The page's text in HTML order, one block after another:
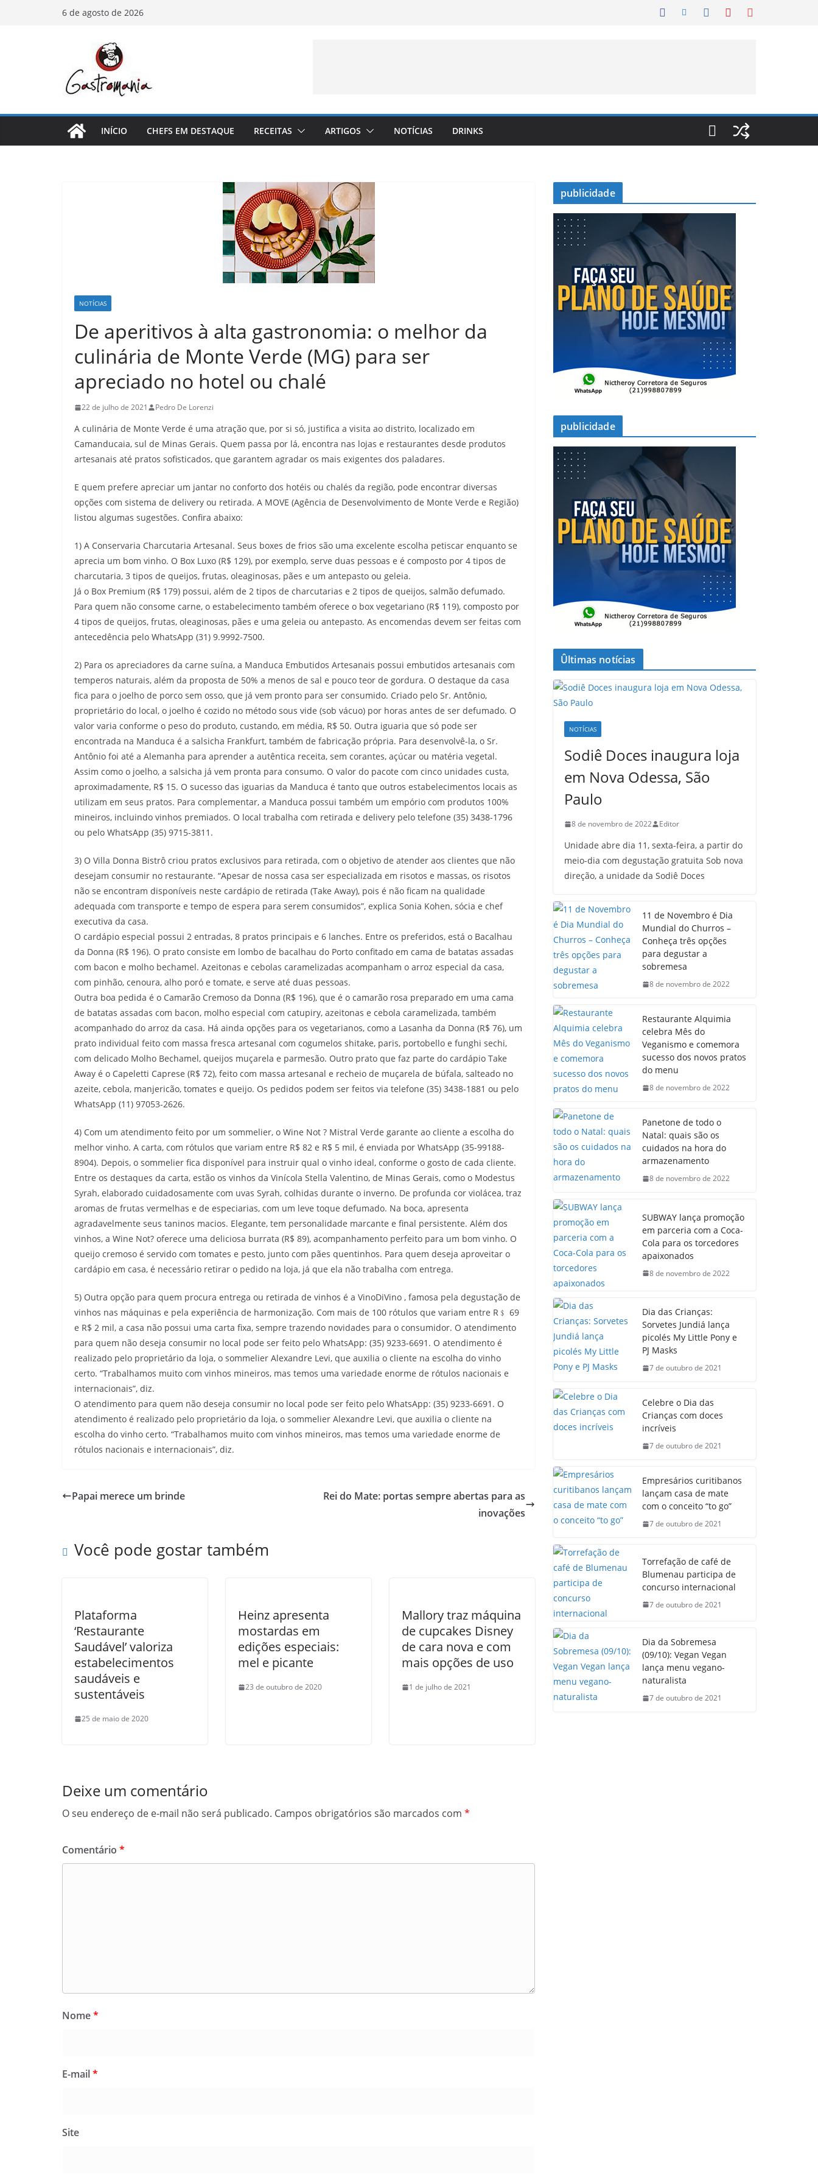
6 de agosto de 2026
INÍCIO CHEFS EM DESTAQUE RECEITAS ARTIGOS NOTÍCIAS DRINKS
NOTÍCIAS
De aperitivos à alta gastronomia: o melhor da
culinária de Monte Verde (MG) para ser
apreciado no hotel ou chalé
22 de julho de 2021 Pedro De Lorenzi
A culinária de Monte Verde é uma atração que, por si só, justifica a visita ao distrito, localizado em
Camanducaia, sul de Minas Gerais. Quem passa por lá, encontra nas lojas e restaurantes desde produtos
artesanais até pratos sofisticados, que garantem agradar os mais exigentes dos paladares.
E quem prefere apreciar um jantar no conforto dos hotéis ou chalés da região, pode encontrar diversas
opções com sistema de delivery ou retirada. A MOVE (Agência de Desenvolvimento de Monte Verde e Região)
listou algumas sugestões. Confira abaixo:
1) A Conservaria Charcutaria Artesanal. Seus boxes de frios são uma excelente escolha petiscar enquanto se
aprecia um bom vinho. O Box Luxo (R$ 129), por exemplo, serve duas pessoas e é composto por 4 tipos de
charcutaria, 3 tipos de queijos, frutas, oleaginosas, pães e um antepasto ou geleia.
Já o Box Premium (R$ 179) possui, além de 2 tipos de charcutarias e 2 tipos de queijos, salmão defumado.
Para quem não consome carne, o estabelecimento também oferece o box vegetariano (R$ 119), composto por
4 tipos de queijos, frutas, oleaginosas, pães e uma geleia ou antepasto. As encomendas devem ser feitas com
antecedência pelo WhatsApp (31) 9.9992-7500.
2) Para os apreciadores da carne suína, a Manduca Embutidos Artesanais possui embutidos artesanais com
temperos naturais, além da proposta de 50% a menos de sal e pouco teor de gordura. O destaque da casa
fica para o joelho de porco sem osso, que já vem pronto para ser consumido. Criado pelo Sr. Antônio,
proprietário do local, o joelho é cozido no método sous vide (sob vácuo) por horas antes de ser defumado. O
valor varia conforme o peso do produto, custando, em média, R$ 50. Outra iguaria que só pode ser
encontrada na Manduca é a salsicha Frankfurt, também de fabricação própria. Para desenvolvê-la, o Sr.
Antônio foi até a Alemanha para aprender a autêntica receita, sem corantes, açúcar ou matéria vegetal.
Assim como o joelho, a salsicha já vem pronta para consumo. O valor do pacote com cinco unidades custa,
aproximadamente, R$ 15. O sucesso das iguarias da Manduca é tanto que outros estabelecimentos locais as
utilizam em seus pratos. Para complementar, a Manduca possui também um empório com produtos 100%
mineiros, incluindo vinhos premiados. O local trabalha com retirada e delivery pelo telefone (35) 3438-1796
ou pelo WhatsApp (35) 9715-3811.
3) O Villa Donna Bistrô criou pratos exclusivos para retirada, com o objetivo de atender aos clientes que não
desejam consumir no restaurante. “Apesar de nossa casa ser especializada em risotos e massas, os risotos
não se encontram disponíveis neste cardápio de retirada (Take Away), pois é não ficam na qualidade
adequada com transporte e tempo de espera para serem consumidos”, explica Sonia Kohen, sócia e chef
executiva da casa.
O cardápio especial possui 2 entradas, 8 pratos principais e 6 lanches. Entre os preferidos, está o Bacalhau
da Donna (R$ 196). O prato consiste em lombo de bacalhau do Porto confitado em cama de batatas assadas
com bacon e molho bechamel. Azeitonas e cebolas caramelizadas acompanham o arroz especial da casa,
com pinhão, cenoura, alho poró e tomate, e serve até duas pessoas.
Outra boa pedida é o Camarão Cremoso da Donna (R$ 196), que é o camarão rosa preparado em uma cama
de batatas assadas com bacon, molho especial com catupiry, azeitonas e cebola caramelizada, também
acompanhado do arroz da casa. Há ainda opções para os vegetarianos, como a Lasanha da Donna (R$ 76), um
prato individual feito com massa fresca artesanal com cogumelos shitake, paris, portobello e funghi sechi,
com delicado Molho Bechamel, queijos muçarela e parmesão. Outro prato que faz parte do cardápio Take
Away é o Capeletti Caprese (R$ 72), feito com massa artesanal e recheio de muçarela de búfala, salteado no
azeite, cebola, manjericão, tomates e queijo. Os pedidos podem ser feitos via telefone (35) 3438-1881 ou pelo
WhatsApp (11) 97053-2626.
4) Com um atendimento feito por um sommelier, o Wine Not ? Mistral Verde garante ao cliente a escolha do
melhor vinho. A carta, com rótulos que variam entre R$ 82 e R$ 5 mil, é enviada por WhatsApp (35-99188-
8904). Depois, o sommelier fica disponível para instruir qual o vinho ideal, conforme o gosto de cada cliente.
Entre os destaques da carta, estão os vinhos da Vinícola Stella Valentino, de Minas Gerais, como o Modestus
Syrah, elaborado cuidadosamente com uvas Syrah, colhidas durante o inverno. De profunda cor violácea, traz
aromas de frutas vermelhas e de especiarias, com um leve toque defumado. Na boca, apresenta
agradavelmente seus taninos macios. Elegante, tem personalidade marcante e final persistente. Além dos
vinhos, a Wine Not? oferece uma deliciosa burrata (R$ 89), acompanhamento perfeito para um bom vinho. O
queijo cremoso é servido com tomates e pesto, junto com pães quentinhos. Para quem deseja aproveitar o
cardápio em casa, é necessário retirar o pedido na loja, já que ela não trabalha com entrega.
5) Outra opção para quem procura entrega ou retirada de vinhos é a VinoDiVino , famosa pela degustação de
vinhos nas máquinas e pela experiência de harmonização. Com mais de 100 rótulos que variam entre R﹩ 69
e R$ 2 mil, a casa não possui uma carta fixa, sempre trazendo novidades para o consumidor. O atendimento
para quem não deseja consumir no local pode ser feito pelo WhatsApp: (35) 9233-6691. O atendimento é
realizado pelo proprietário da loja, o sommelier Alexandre Levi, que auxilia o cliente na escolha do vinho
certo. “Trabalhamos muito com vinhos mineiros, mas temos uma variedade enorme de rótulos nacionais e
internacionais”, diz.
O atendimento para quem não deseja consumir no local pode ser feito pelo WhatsApp: (35) 9233-6691. O
atendimento é realizado pelo proprietário da loja, o sommelier Alexandre Levi, que auxilia o cliente na
escolha do vinho certo. “Trabalhamos muito com vinhos mineiros, mas temos uma variedade enorme de
rótulos nacionais e internacionais”, diz.
Papai merece um brinde
Rei do Mate: portas sempre abertas para as
inovações
Você pode gostar também
Plataforma
‘Restaurante
Saudável’ valoriza
estabelecimentos
saudáveis e
sustentáveis
25 de maio de 2020
Heinz apresenta
mostardas em
edições especiais:
mel e picante
23 de outubro de 2020
Mallory traz máquina
de cupcakes Disney
de cara nova e com
mais opções de uso
1 de julho de 2021
Deixe um comentário
O seu endereço de e-mail não será publicado. Campos obrigatórios são marcados com *
Comentário *
Nome*
E-mail*
Site
publicidade
publicidade
Ûltimas notícias
NOTÍCIAS
Sodiê Doces inaugura loja
em Nova Odessa, São
Paulo
8 de novembro de 2022 Editor
Unidade abre dia 11, sexta-feira, a partir do
meio-dia com degustação gratuita Sob nova
direção, a unidade da Sodiê Doces
11 de Novembro é Dia
Mundial do Churros –
Conheça três opções
para degustar a
sobremesa
8 de novembro de 2022
Restaurante Alquimia
celebra Mês do
Veganismo e comemora
sucesso dos novos pratos
do menu
8 de novembro de 2022
Panetone de todo o
Natal: quais são os
cuidados na hora do
armazenamento
8 de novembro de 2022
SUBWAY lança promoção
em parceria com a Coca-
Cola para os torcedores
apaixonados
8 de novembro de 2022
Dia das Crianças:
Sorvetes Jundiá lança
picolés My Little Pony e
PJ Masks
7 de outubro de 2021
Celebre o Dia das
Crianças com doces
incríveis
7 de outubro de 2021
Empresários curitibanos
lançam casa de mate
com o conceito “to go”
7 de outubro de 2021
Torrefação de café de
Blumenau participa de
concurso internacional
7 de outubro de 2021
Dia da Sobremesa
(09/10): Vegan Vegan
lança menu vegano-
naturalista
7 de outubro de 2021